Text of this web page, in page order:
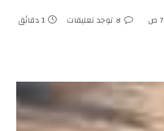
لا توجد تعليقات 1 دقائق